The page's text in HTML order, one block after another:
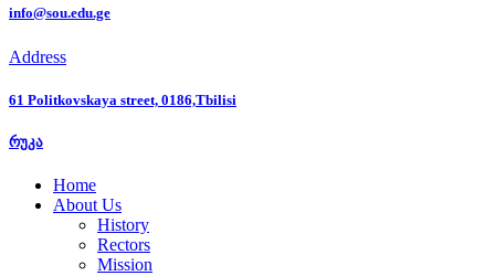
info@sou.edu.ge
Address
61 Politkovskaya street, 0186,Tbilisi
რუკა
Home
About Us
History
Rectors
Mission